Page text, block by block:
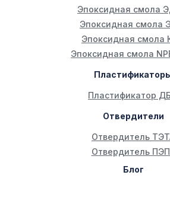
Эпоксидная смола
Эпоксидная смола
Эпоксидная смола
Эпоксидная смола
Отвердители
Блог
Отвердитель
Отвердитель
Пластификатор